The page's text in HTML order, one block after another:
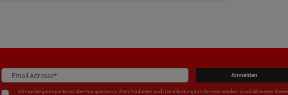
Anmelden
Ich möchte gerne per Email über Neuigkeiten zu Ihren Produkten und Dienstleistungen informiert werden. Durch Aktivieren